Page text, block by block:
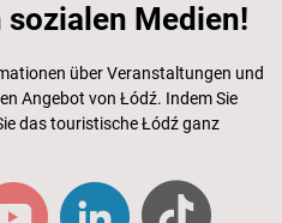
sozialen Medien!
über Veranstaltungen und
Angebot von Łódź. Indem Sie
das touristische Łódź ganz